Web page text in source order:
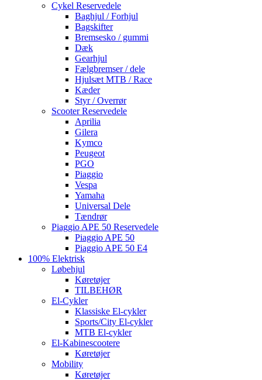
Cykel Reservedele
Baghjul / Forhjul
Bagskifter
Bremsesko / gummi
Dæk
Gearhjul
Fælgbremser / dele
Hjulsæt MTB / Race
Kæder
Styr / Overrør
Scooter Reservedele
Aprilia
Gilera
Kymco
Peugeot
PGO
Piaggio
Vespa
Yamaha
Universal Dele
Tændrør
Piaggio APE 50 Reservedele
Piaggio APE 50
Piaggio APE 50 E4
100% Elektrisk
Løbehjul
Køretøjer
TILBEHØR
El-Cykler
Klassiske El-cykler
Sports/City El-cykler
MTB El-cykler
El-Kabinescootere
Køretøjer
Mobility
Køretøjer